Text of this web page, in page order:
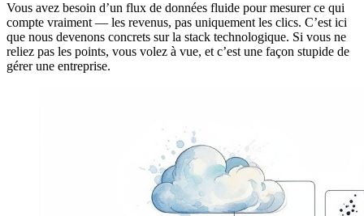
Vous avez besoin d’un flux de données fluide pour mesurer ce qui
compte vraiment — les revenus, pas uniquement les clics. C’est ici
que nous devenons concrets sur la stack technologique. Si vous ne
reliez pas les points, vous volez à vue, et c’est une façon stupide de
gérer une entreprise.